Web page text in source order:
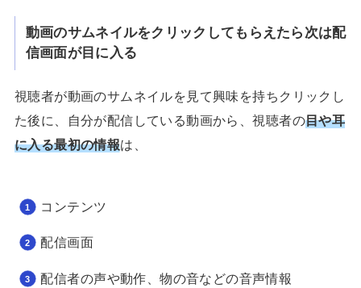
動画のサムネイルをクリックしてもらえたら次は配
信画面が目に入る
視聴者が動画のサムネイルを見て興味を持ちクリックし
た後に、自分が配信している動画から、視聴者の目や耳
に入る最初の情報は、
コンテンツ
配信画面
配信者の声や動作、物の音などの音声情報